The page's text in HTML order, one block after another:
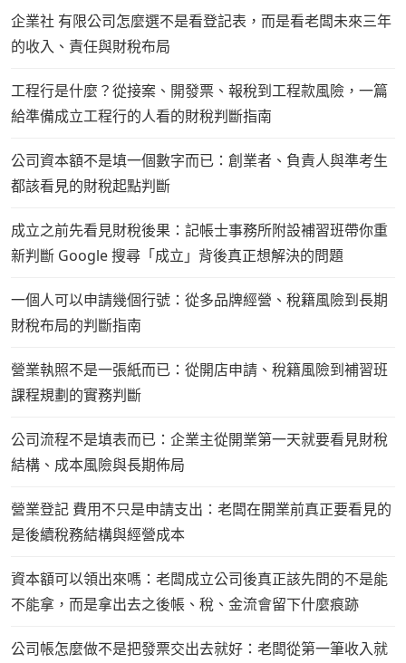
企業社 有限公司怎麼選不是看登記表，而是看老闆未來三年
的收入、責任與財稅布局
工程行是什麼？從接案、開發票、報稅到工程款風險，一篇
給準備成立工程行的人看的財稅判斷指南
公司資本額不是填一個數字而已：創業者、負責人與準考生
都該看見的財稅起點判斷
成立之前先看見財稅後果：記帳士事務所附設補習班帶你重
新判斷 Google 搜尋「成立」背後真正想解決的問題
一個人可以申請幾個行號：從多品牌經營、稅籍風險到長期
財稅布局的判斷指南
營業執照不是一張紙而已：從開店申請、稅籍風險到補習班
課程規劃的實務判斷
公司流程不是填表而已：企業主從開業第一天就要看見財稅
結構、成本風險與長期佈局
營業登記 費用不只是申請支出：老闆在開業前真正要看見的
是後續稅務結構與經營成本
資本額可以領出來嗎：老闆成立公司後真正該先問的不是能
不能拿，而是拿出去之後帳、稅、金流會留下什麼痕跡
公司帳怎麼做不是把發票交出去就好：老闆從第一筆收入就